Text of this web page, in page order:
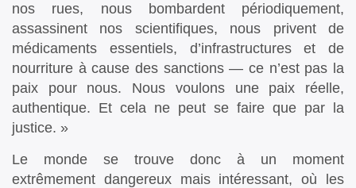
nos rues, nous bombardent périodiquement,
assassinent nos scientifiques, nous privent de
médicaments essentiels, d’infrastructures et de
nourriture à cause des sanctions — ce n’est pas la
paix pour nous. Nous voulons une paix réelle,
authentique. Et cela ne peut se faire que par la
justice. »
Le monde se trouve donc à un moment
extrêmement dangereux mais intéressant, où les